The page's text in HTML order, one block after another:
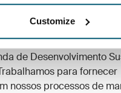
Customize
sempre prioridades
novas metas de
de Desenvolvimento
para fornecer
nossos processos de